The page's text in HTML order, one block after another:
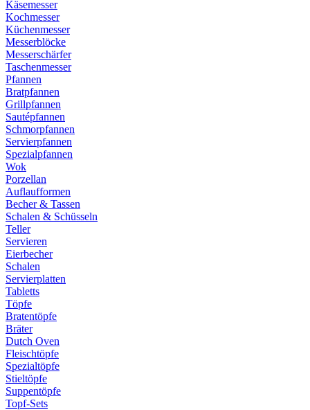
Käsemesser
Kochmesser
Küchenmesser
Messerblöcke
Messerschärfer
Taschenmesser
Pfannen
Bratpfannen
Grillpfannen
Sautépfannen
Schmorpfannen
Servierpfannen
Spezialpfannen
Wok
Porzellan
Auflaufformen
Becher & Tassen
Schalen & Schüsseln
Teller
Servieren
Eierbecher
Schalen
Servierplatten
Tabletts
Töpfe
Bratentöpfe
Bräter
Dutch Oven
Fleischtöpfe
Spezialtöpfe
Stieltöpfe
Suppentöpfe
Topf-Sets